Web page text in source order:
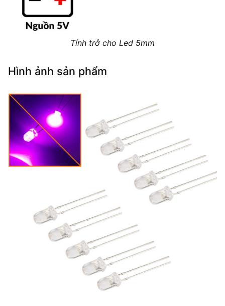
Tính trở cho Led 5mm
Hình ảnh sản phẩm